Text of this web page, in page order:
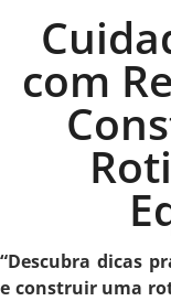
com
“Descubra dicas
e construir uma